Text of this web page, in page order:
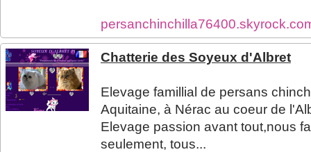
Chatterie des Soyeux d'Albret
Elevage famillial de persans
Aquitaine, à Nérac au coeur de
Elevage passion avant tout,nous
seulement, tous...